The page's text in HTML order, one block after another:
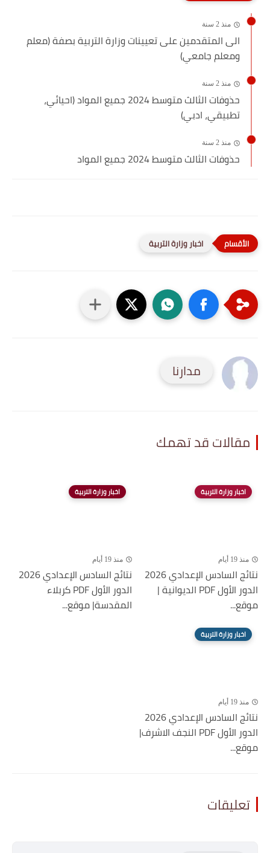
منذ 2 سنة
الى المتقدمين على تعيينات وزارة التربية بصفة (معلم
ومعلم جامعي)
منذ 2 سنة
حذوفات الثالث متوسط 2024 جميع المواد (احيائي،
تطبيقي، ادبي)
منذ 2 سنة
حذوفات الثالث متوسط 2024 جميع المواد
اخبار وزارة التربية
مدارنا
مقالات قد تهمك
اخبار وزارة التربية
منذ 19 أيام
نتائج السادس الإعدادي 2026
الدور الأول PDF الديوانية |
موقع...
اخبار وزارة التربية
منذ 19 أيام
نتائج السادس الإعدادي 2026
الدور الأول PDF كربلاء
المقدسة| موقع...
اخبار وزارة التربية
منذ 19 أيام
نتائج السادس الإعدادي 2026
الدور الأول PDF النجف الاشرف|
موقع...
تعليقات